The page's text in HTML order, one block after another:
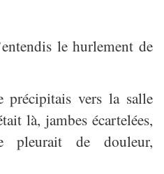
le hurlement de
vers la salle
là, jambes écartelées,
pleurait de douleur,